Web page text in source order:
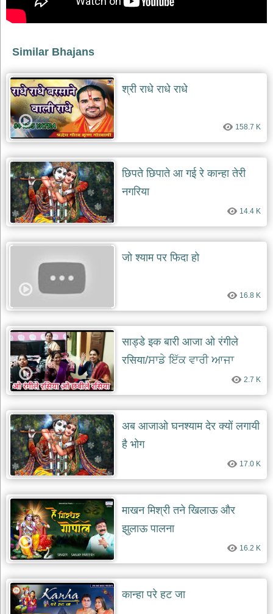
raam
bhajans
भजन
bhajans
विविध
भजन
miscellaneous
bhajans
भजन
vishnu
bhajans
बाबा
बालक
नाथ
भजन
देश
भक्ति
patriotic
bhajans
खाटू
श्याम
भजन
khatu
bhajans
रानी
सती
दादी
भजन
rani
dadi
bhajans
बावा
लाल
दयाल
भजन
bawa
lal
dayal
bhajans
Similar Bhajans
श्री राधे राधे राधे
158.7 K
छिपते छिपाते आ गई रे कान्हा तेरी
नगरिया
14.4 K
जो श्याम पर फिदा हो
16.8 K
साड्डे इक बारी आजा ओ रंगीले
रसिया/ਸਾਡੇ ਇੱਕ ਵਾਰੀ ਆਜਾ
2.7 K
अब आजाओ घनश्याम देर क्यों लगायी
है भोग
17.0 K
माखन मिश्री तने खिलाऊ और
झुलाऊ पालना
16.2 K
कान्हा परे हट जा